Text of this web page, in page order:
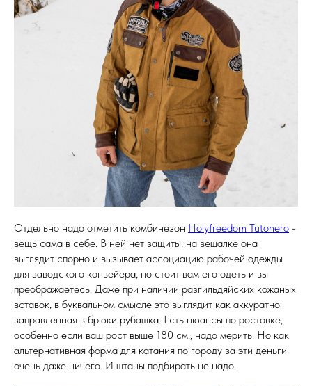
Отдельно надо отметить комбинезон Holyfreedom Tutonero -
вещь сама в себе. В ней нет защиты, на вешалке она
выглядит спорно и вызывает ассоциацию рабочей одежды
для заводского конвейера, но стоит вам его одеть и вы
преображаетесь. Даже при наличии разгильдяйских кожаных
вставок, в буквальном смысле это выглядит как аккуратно
заправленная в брюки рубашка. Есть нюансы по ростовке,
особенно если ваш рост выше 180 см., надо мерить. Но как
альтернативная форма для катания по городу за эти деньги
очень даже ничего. И штаны подбирать не надо.